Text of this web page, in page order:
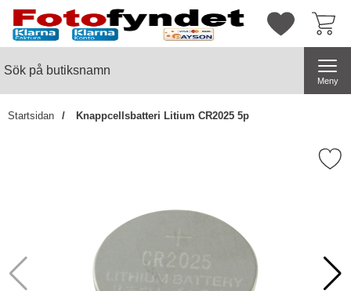
Startsidan för butiksnamn
Mina
Meny
Startsidan Knappcellsbatteri Litium CR2025 5p
Markera knappcellsbatteri